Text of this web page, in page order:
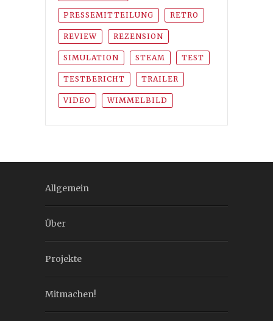
PRESSEMITTEILUNG RETRO
REVIEW REZENSION
SIMULATION STEAM TEST
TESTBERICHT TRAILER
VIDEO WIMMELBILD
Allgemein
Über
Projekte
Mitmachen!